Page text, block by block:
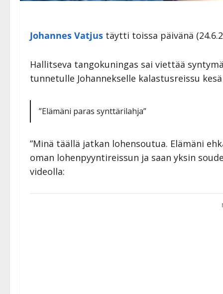
Johannes Vatjus täytti toissa päivänä
Hallitseva tangokuningas sai viettää
tunnetulle Johannekselle kalastusreissu
”Elämäni paras synttärilahja”
”Minä täällä jatkan lohensoutua. Elämäni
oman lohenpyyntireissun ja saan yksin
videolla: